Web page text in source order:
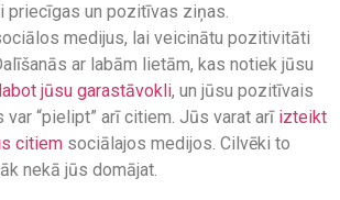
priecīgas un pozitīvas ziņas.
medijus, lai veicinātu pozitivitāti
ar labām lietām, kas notiek jūsu
jūsu garastāvokli, un jūsu pozitīvais
var “pielipt” arī citiem. Jūs varat arī izteikt
citiem sociālajos medijos. Cilvēki to
nekā jūs domājat.